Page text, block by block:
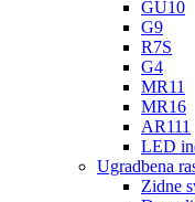
GU10
G9
R7S
G4
MR11
MR16
AR111
LED
Ugradbena
Zidne